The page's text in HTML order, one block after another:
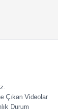
Çıkan Videolar
Durum